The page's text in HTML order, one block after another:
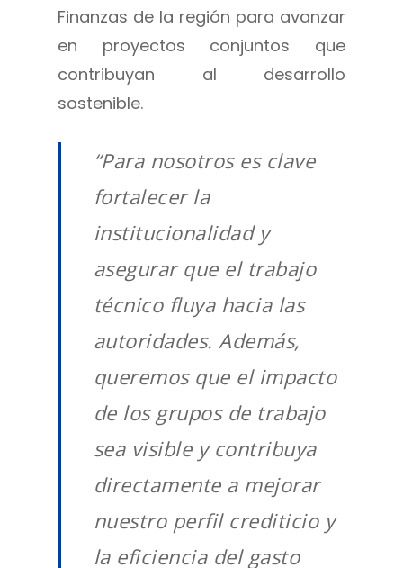
Finanzas de la región para avanzar
en proyectos conjuntos que
contribuyan al desarrollo
sostenible.
“Para nosotros es clave
fortalecer la
institucionalidad y
asegurar que el trabajo
técnico fluya hacia las
autoridades. Además,
queremos que el impacto
de los grupos de trabajo
sea visible y contribuya
directamente a mejorar
nuestro perfil crediticio y
la eficiencia del gasto